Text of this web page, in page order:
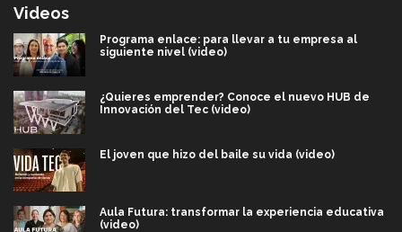
Videos
Programa enlace: para llevar a tu empresa al
siguiente nivel (video)
¿Quieres emprender? Conoce el nuevo HUB de
Innovación del Tec (video)
El joven que hizo del baile su vida (video)
Aula Futura: transformar la experiencia educativa
(video)